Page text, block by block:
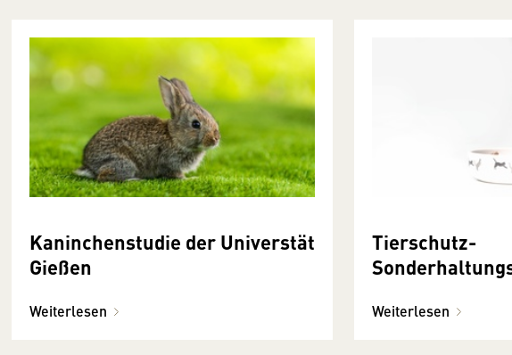
Kaninchenstudie der Universtät
Gießen
Weiterlesen
Tierschutz-
Weiterlesen